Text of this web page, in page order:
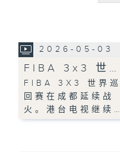
2026-05-03
FIBA 3x3 世…
FIBA 3X3 世界巡
回赛在成都延续战
火。港台电视继续…